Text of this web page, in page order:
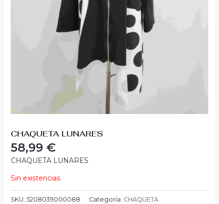
CHAQUETA LUNARES
58,99 €
CHAQUETA LUNARES
Sin existencias
SKU: 5208039000088 Categoría: CHAQUETA